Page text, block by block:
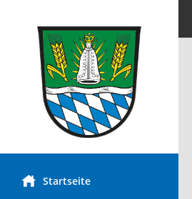
Startseite